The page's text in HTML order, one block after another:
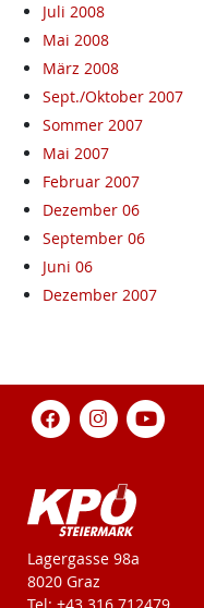
Juli 2008
Mai 2008
März 2008
Sept./Oktober 2007
Sommer 2007
Mai 2007
Februar 2007
Dezember 06
September 06
Juni 06
Dezember 2007
KPÖ-Steiermark
Lagergasse 98a
8020 Graz